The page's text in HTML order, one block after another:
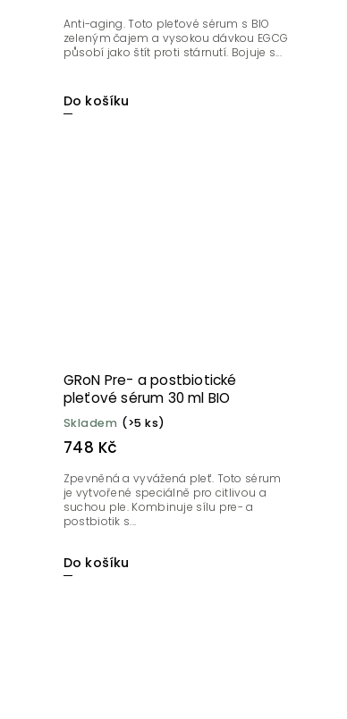
Do košíku
Anti-aging. Toto pleťové sérum s BIO
zeleným čajem a vysokou dávkou EGCG
působí jako štít proti stárnutí. Bojuje s...
GRoN Pre- a postbiotické
pleťové sérum 30 ml BIO
Skladem (>5 ks)
748 Kč
Do košíku
Zpevněná a vyvážená pleť. Toto sérum
je vytvořené speciálně pro citlivou a
suchou ple. Kombinuje sílu pre- a
postbiotik s...